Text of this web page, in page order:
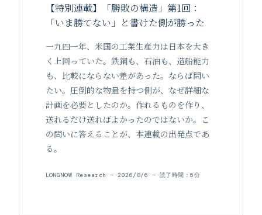
【特別連載】「勝敗の構造」第1回：
「いま勝てない」と書けた側が勝った
一九四一年、米国の工業生産力は日本を大き
く上回っていた。鉄鋼も、石油も、造船能力
も、比較にならない差があった。ならば問い
たい。圧倒的な物量を持つ側が、なぜ詳細な
計画を必要としたのか。作れるものを作り、
送れるだけ送ればよかったのではないか。こ
の問いに答えることが、本連載の出発点であ
る。
LONGNOW Research — 2026/8/6 — 読了時間：5分